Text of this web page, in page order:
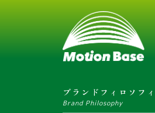
ブランドフィロソフィ
Brand Philosophy